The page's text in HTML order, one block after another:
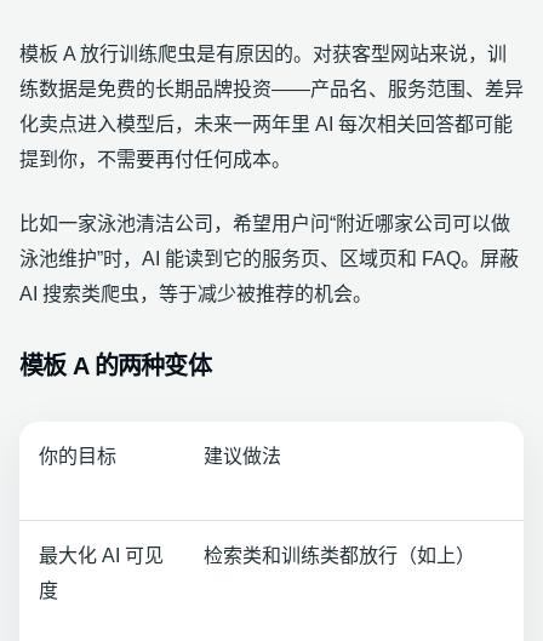
模板 A 放行训练爬虫是有原因的。对获客型网站来说，训
练数据是免费的长期品牌投资——产品名、服务范围、差异
化卖点进入模型后，未来一两年里 AI 每次相关回答都可能
提到你，不需要再付任何成本。
比如一家泳池清洁公司，希望用户问“附近哪家公司可以做
泳池维护”时，AI 能读到它的服务页、区域页和 FAQ。屏蔽
AI 搜索类爬虫，等于减少被推荐的机会。
模板 A 的两种变体
你的目标 建议做法
最大化 AI 可见
度
检索类和训练类都放行（如上）